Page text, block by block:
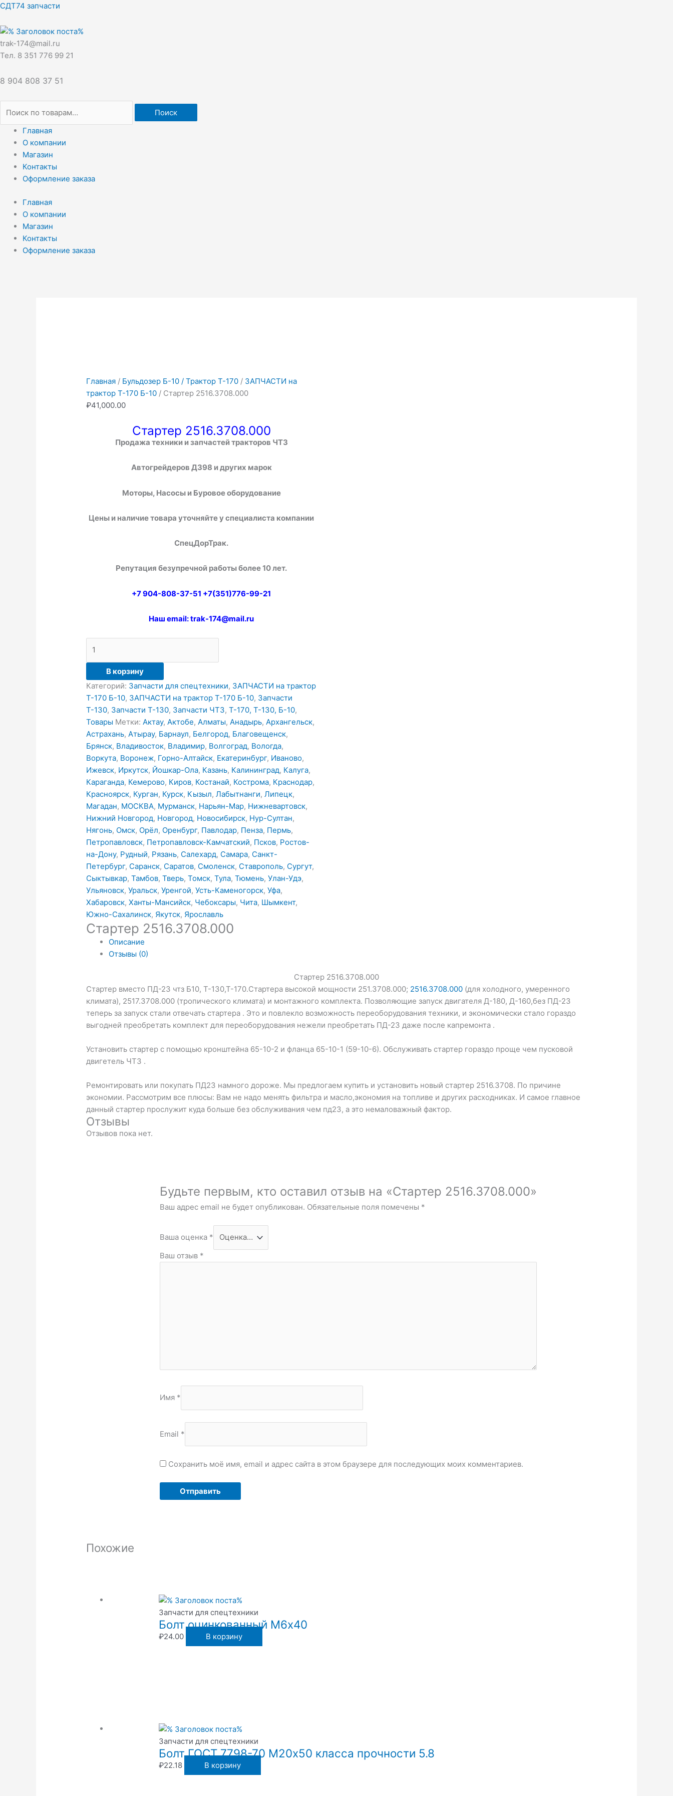
Перейти
содержимому
СДТ74 запчасти
trak-174@mail.ru
Тел. 8 351 776 99 21
8 904 808 37 51
Искать:
Поиск
Главная
О компании
Магазин
Контакты
Оформление заказа
Главная
О компании
Магазин
Контакты
Оформление заказа
Главная / Бульдозер Б-10 / Трактор Т-170 / ЗАПЧАСТИ на
трактор Т-170 Б-10 / Стартер 2516.3708.000
₽41,000.00
Стартер 2516.3708.000
Продажа техники и запчастей тракторов ЧТЗ
Автогрейдеров ДЗ98 и других марок
Моторы, Насосы и Буровое оборудование
Цены и наличие товара уточняйте у специалиста компании
СпецДорТрак.
Репутация безупречной работы более 10 лет.
+7 904-808-37-51 +7(351)776-99-21
Наш email: trak-174@mail.ru
В корзину
Категорий: Запчасти для спецтехники, ЗАПЧАСТИ на трактор
Т-170 Б-10, ЗАПЧАСТИ на трактор Т-170 Б-10, Запчасти
Т-130, Запчасти Т-130, Запчасти ЧТЗ,Т-170, Т-130, Б-10,
Товары Метки: Актау, Актобе, Алматы, Анадырь, Архангельск,
Астрахань, Атырау, Барнаул, Белгород, Благовещенск,
Брянск, Владивосток, Владимир, Волгоград, Вологда,
Воркута, Воронеж, Горно-Алтайск, Екатеринбург, Иваново,
Ижевск, Иркутск, Йошкар-Ола, Казань, Калининград, Калуга,
Караганда, Кемерово, Киров, Костанай, Кострома, Краснодар,
Красноярск, Курган, Курск, Кызыл,Лабытнанги,Липецк,
Магадан, МОСКВА, Мурманск, Нарьян-Мар, Нижневартовск,
Нижний Новгород, Новгород, Новосибирск, Нур-Султан,
Нягонь, Омск, Орёл, Оренбург, Павлодар, Пенза, Пермь,
Петропавловск, Петропавловск-Камчатский, Псков, Ростов-
на-Дону, Рудный, Рязань, Салехард, Самара, Санкт-
Петербург, Саранск, Саратов, Смоленск, Ставрополь, Сургут,
Сыктывкар,Тамбов,Тверь,Томск,Тула,Тюмень,Улан-Удэ,
Ульяновск,Уральск,Уренгой,Усть-Каменогорск,Уфа,
Хабаровск,Ханты-Мансийск, Чебоксары, Чита, Шымкент,
Южно-Сахалинск, Якутск, Ярославль
Стартер 2516.3708.000
Описание
Отзывы (0)
Стартер 2516.3708.000
Стартер вместо ПД-23 чтз Б10, Т-130,Т-170.Стартера высокой мощности 251.3708.000; 2516.3708.000 (для холодного, умеренного
климата), 2517.3708.000 (тропического климата) и монтажного комплекта. Позволяющие запуск двигателя Д-180, Д-160,без ПД-23
теперь за запуск стали отвечать стартера . Это и повлекло возможность переоборудования техники, и экономически стало гораздо
выгодней преобретать комплект для переоборудования нежели преобретать ПД-23 даже после капремонта .
Установить стартер с помощью кронштейна 65-10-2 и фланца 65-10-1 (59-10-6). Обслуживать стартер гораздо проще чем пусковой
двигетель ЧТЗ .
Ремонтировать или покупать ПД23 намного дороже. Мы предлогаем купить и установить новый стартер 2516.3708. По причине
экономии. Рассмотрим все плюсы: Вам не надо менять фильтра и масло,экономия на топливе и других расходниках. И самое главное
данный стартер прослужит куда больше без обслуживания чем пд23, а это немаловажный фактор.
Отзывы
Отзывов пока нет.
Будьте первым, кто оставил отзыв на «Стартер 2516.3708.000»
Ваш адрес email не будет опубликован. Обязательные поля помечены *
Ваша оценка *
Ваш отзыв *
Имя *
Email *
Сохранить моё имя, email и адрес сайта в этом браузере для последующих моих комментариев.
Похожие
Запчасти для спецтехники
Болт оцинкованный М6х40
₽24.00 В корзину
Запчасти для спецтехники
Болт ГОСТ 7798-70 М20х50 класса прочности 5.8
₽22.18 В корзину